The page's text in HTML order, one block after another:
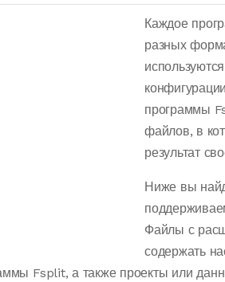
Каждое
разных
программы
файлов, в
результат
Ниже вы
Файлы с
содержать
Fsplit, а также проекты или